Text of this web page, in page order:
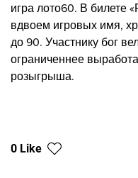
игра лото60. В билете
вдвоем игровых имя,
до 90. Участнику бог
ограниченнее
розыгрыша.
0 Like